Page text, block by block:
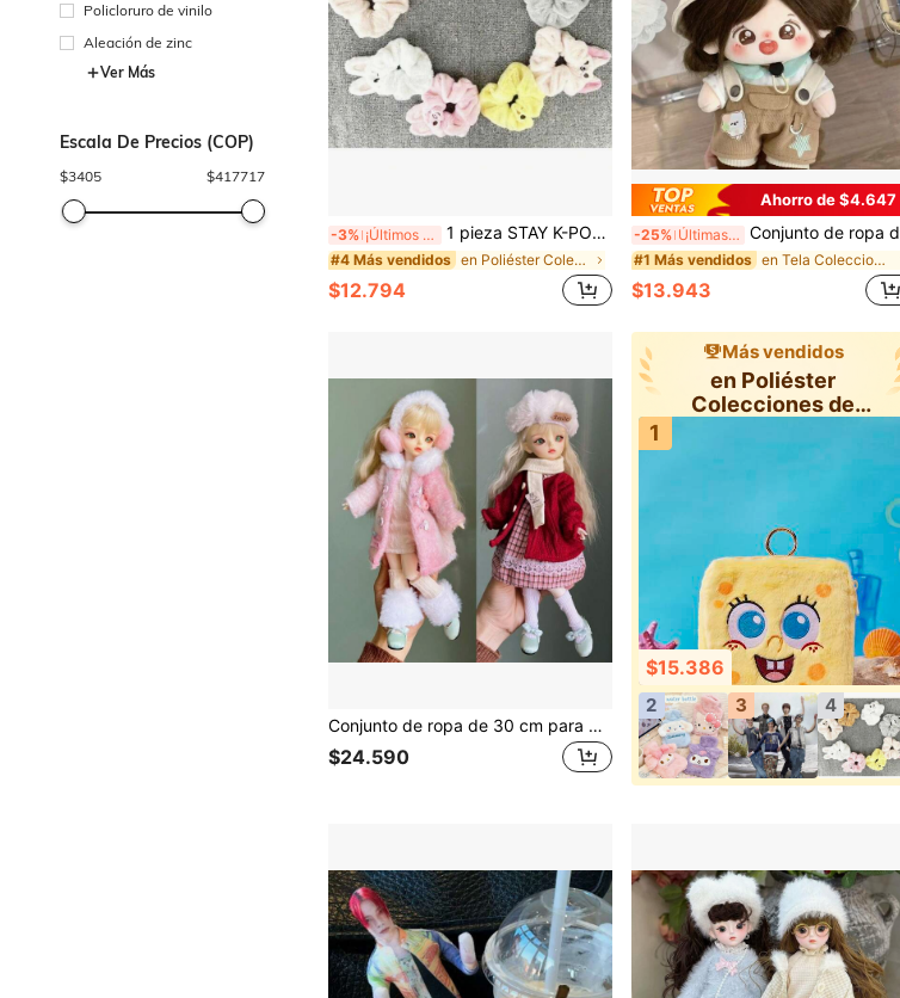
Policloruro de vinilo
Aleación de zinc
Ver Más
Escala De Precios (COP)
$3405 $417717
-3% ¡Últimos 2 días 1 pieza STAY K-POP Colección de fans, regalo de mercancía del festival de música, coletero decorativo de dibujos animados
#4 Más vendidos en Poliéster Colecciones de peluches y animales de
$12.794
Ahorro de $4.647
-25% Últimas 4 hrs Conjunto de ropa de muñeca de 20 cm, gorro de oso lindo y conjunto de pantalones con babero, disfraz de vestir de muñeca, accesorio adorable, ropa de juguete, recuerdo de fiesta, regalo de cumpleaños (muñeca no incluida)
#1 Más vendidos en Tela Colecciones de peluches y animales de pelu
$13.943
Conjunto de ropa de 30 cm para muñeca BJD 1/6, conjunto de moda con vestido, sombrero y accesorios, regalo para ocasiones festivas
$24.590
Más vendidos
en Poliéster
Colecciones de
peluches y animales
1
$15.386
2 3 4